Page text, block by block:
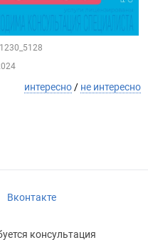
интересно / не интересно
Вконтакте
консультация